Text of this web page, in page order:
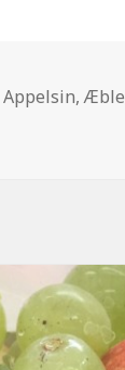
Tags
Appelsin,Æble